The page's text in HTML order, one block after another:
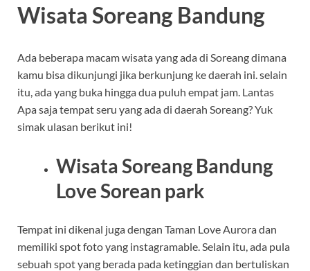
Wisata Soreang Bandung
Ada beberapa macam wisata yang ada di Soreang dimana
kamu bisa dikunjungi jika berkunjung ke daerah ini. selain
itu, ada yang buka hingga dua puluh empat jam. Lantas
Apa saja tempat seru yang ada di daerah Soreang? Yuk
simak ulasan berikut ini!
Wisata Soreang Bandung
Love Sorean park
Tempat ini dikenal juga dengan Taman Love Aurora dan
memiliki spot foto yang instagramable. Selain itu, ada pula
sebuah spot yang berada pada ketinggian dan bertuliskan